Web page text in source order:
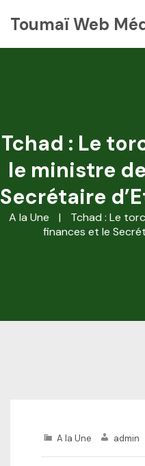
Toumaï Web
Tchad : Le
le ministre
Secrétaire
A la Une |
Tchad : Le
finances et le
A la Une admin